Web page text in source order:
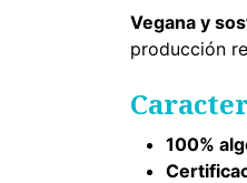
Vegana y
producción
100%